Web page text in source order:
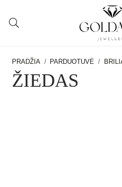
PRADŽIA / PARDUOTUVĖ /
ŽIEDAS